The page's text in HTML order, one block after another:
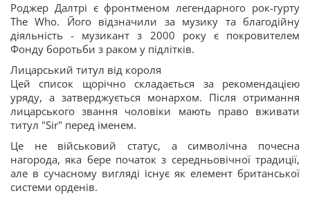
Роджер Далтрі є фронтменом легендарного рок-гурту
The Who. Його відзначили за музику та благодійну
діяльність - музикант з 2000 року є покровителем
Фонду боротьби з раком у підлітків.
Лицарський титул від короля
Цей список щорічно складається за рекомендацією
уряду, а затверджується монархом. Після отримання
лицарського звання чоловіки мають право вживати
титул "Sir" перед іменем.
Це не військовий статус, а символічна почесна
нагорода, яка бере початок з середньовічної традиції,
але в сучасному вигляді існує як елемент британської
системи орденів.